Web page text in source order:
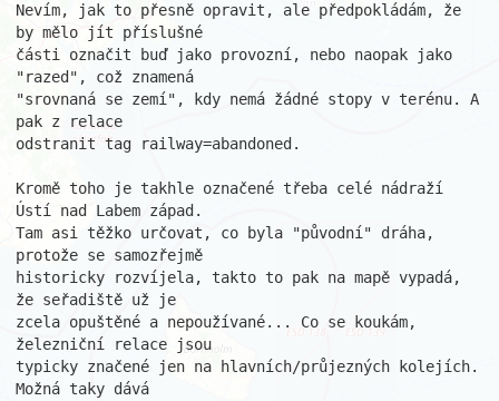
Nevím, jak to přesně opravit, ale předpokládám, že
by mělo jít příslušné
části označit buď jako provozní, nebo naopak jako
"razed", což znamená
"srovnaná se zemí", kdy nemá žádné stopy v terénu. A
pak z relace
odstranit tag railway=abandoned.
Kromě toho je takhle označené třeba celé nádraží
Ústí nad Labem západ.
Tam asi těžko určovat, co byla "původní" dráha,
protože se samozřejmě
historicky rozvíjela, takto to pak na mapě vypadá,
že seřadiště už je
zcela opuštěné a nepoužívané... Co se koukám,
železniční relace jsou
typicky značené jen na hlavních/průjezných kolejích.
Možná taky dává